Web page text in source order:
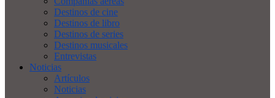
Destinos de cine
Destinos de libro
Destinos de series
Destinos musicales
Entrevistas
Noticias
Artículos
Noticias